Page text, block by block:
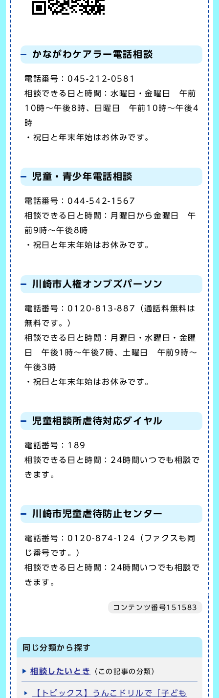
かながわケアラー電話相談
電話番号：045-212-0581
相談できる日と時間：水曜日・金曜日 午前
10時～午後8時、日曜日 午前10時～午後4
時
・祝日と年末年始はお休みです。
児童・青少年電話相談
電話番号：044-542-1567
相談できる日と時間：月曜日から金曜日 午
前9時～午後8時
・祝日と年末年始はお休みです。
川崎市人権オンブズパーソン
電話番号：0120-813-887（通話料無料は
無料です。）
相談できる日と時間：月曜日・水曜日・金曜
日 午後1時～午後7時、土曜日 午前9時～
午後3時
・祝日と年末年始はお休みです。
児童相談所虐待対応ダイヤル
電話番号：189
相談できる日と時間：24時間いつでも相談で
きます。
川崎市児童虐待防止センター
電話番号：0120-874-124（ファクスも同
じ番号です。）
相談できる日と時間：24時間いつでも相談で
きます。
コンテンツ番号151583
同じ分類から探す
相談したいとき （この記事の分類）
【トピックス】うんこドリルで「子ども